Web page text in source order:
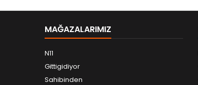
MAĞAZALARIMIZ
N11
Gittigidiyor
Sahibinden